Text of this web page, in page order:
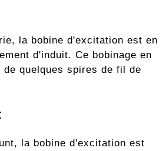
la bobine d'excitation est en
d'induit. Ce bobinage en
quelques spires de fil de
la bobine d'excitation est